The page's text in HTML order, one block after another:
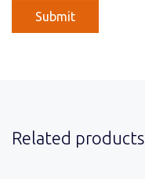
Related products